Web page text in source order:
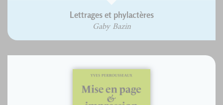
Lettrages et phylactères
Gaby Bazin